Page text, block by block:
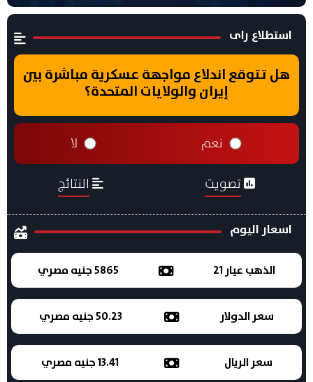
استطلاع راى
هل تتوقع اندلاع مواجهة عسكرية مباشرة بين
إيران والولايات المتحدة؟
نعم لا
تصويت النتائج
اسعار اليوم
الذهب عيار 21 5865 جنيه مصري
سعر الدولار 50.23 جنيه مصري
سعر الريال 13.41 جنيه مصري